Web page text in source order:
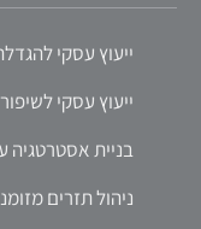
ייעוץ עסקי
ייעוץ עסקי
בניית אסטרטגיה
ניהול תזרים